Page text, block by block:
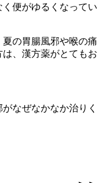
便がゆるくなってい
の胃腸風邪や喉の痛
、漢方薬がとてもお
なぜなかなか治りく